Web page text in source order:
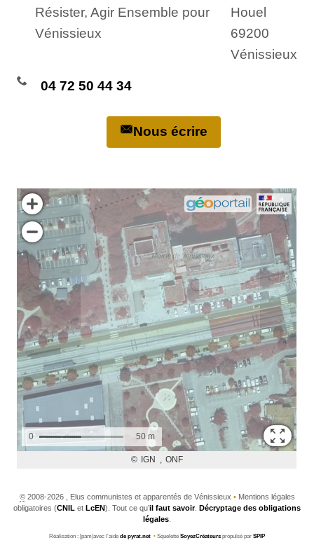
Résister, Agir Ensemble pour
Vénissieux
Houel
69200
Vénissieux
04 72 50 44 34
Nous écrire
©2008-2026 , Elus communistes et apparentés de Vénissieux •Mentions légales
obligatoires (CNIL et LcEN). Tout ce qu’il faut savoir. Décryptage des obligations
légales
Réalisation : [pam|avec l’aide de pyrat.net • Squelette SoyezCréateurs propulsé par SPIP